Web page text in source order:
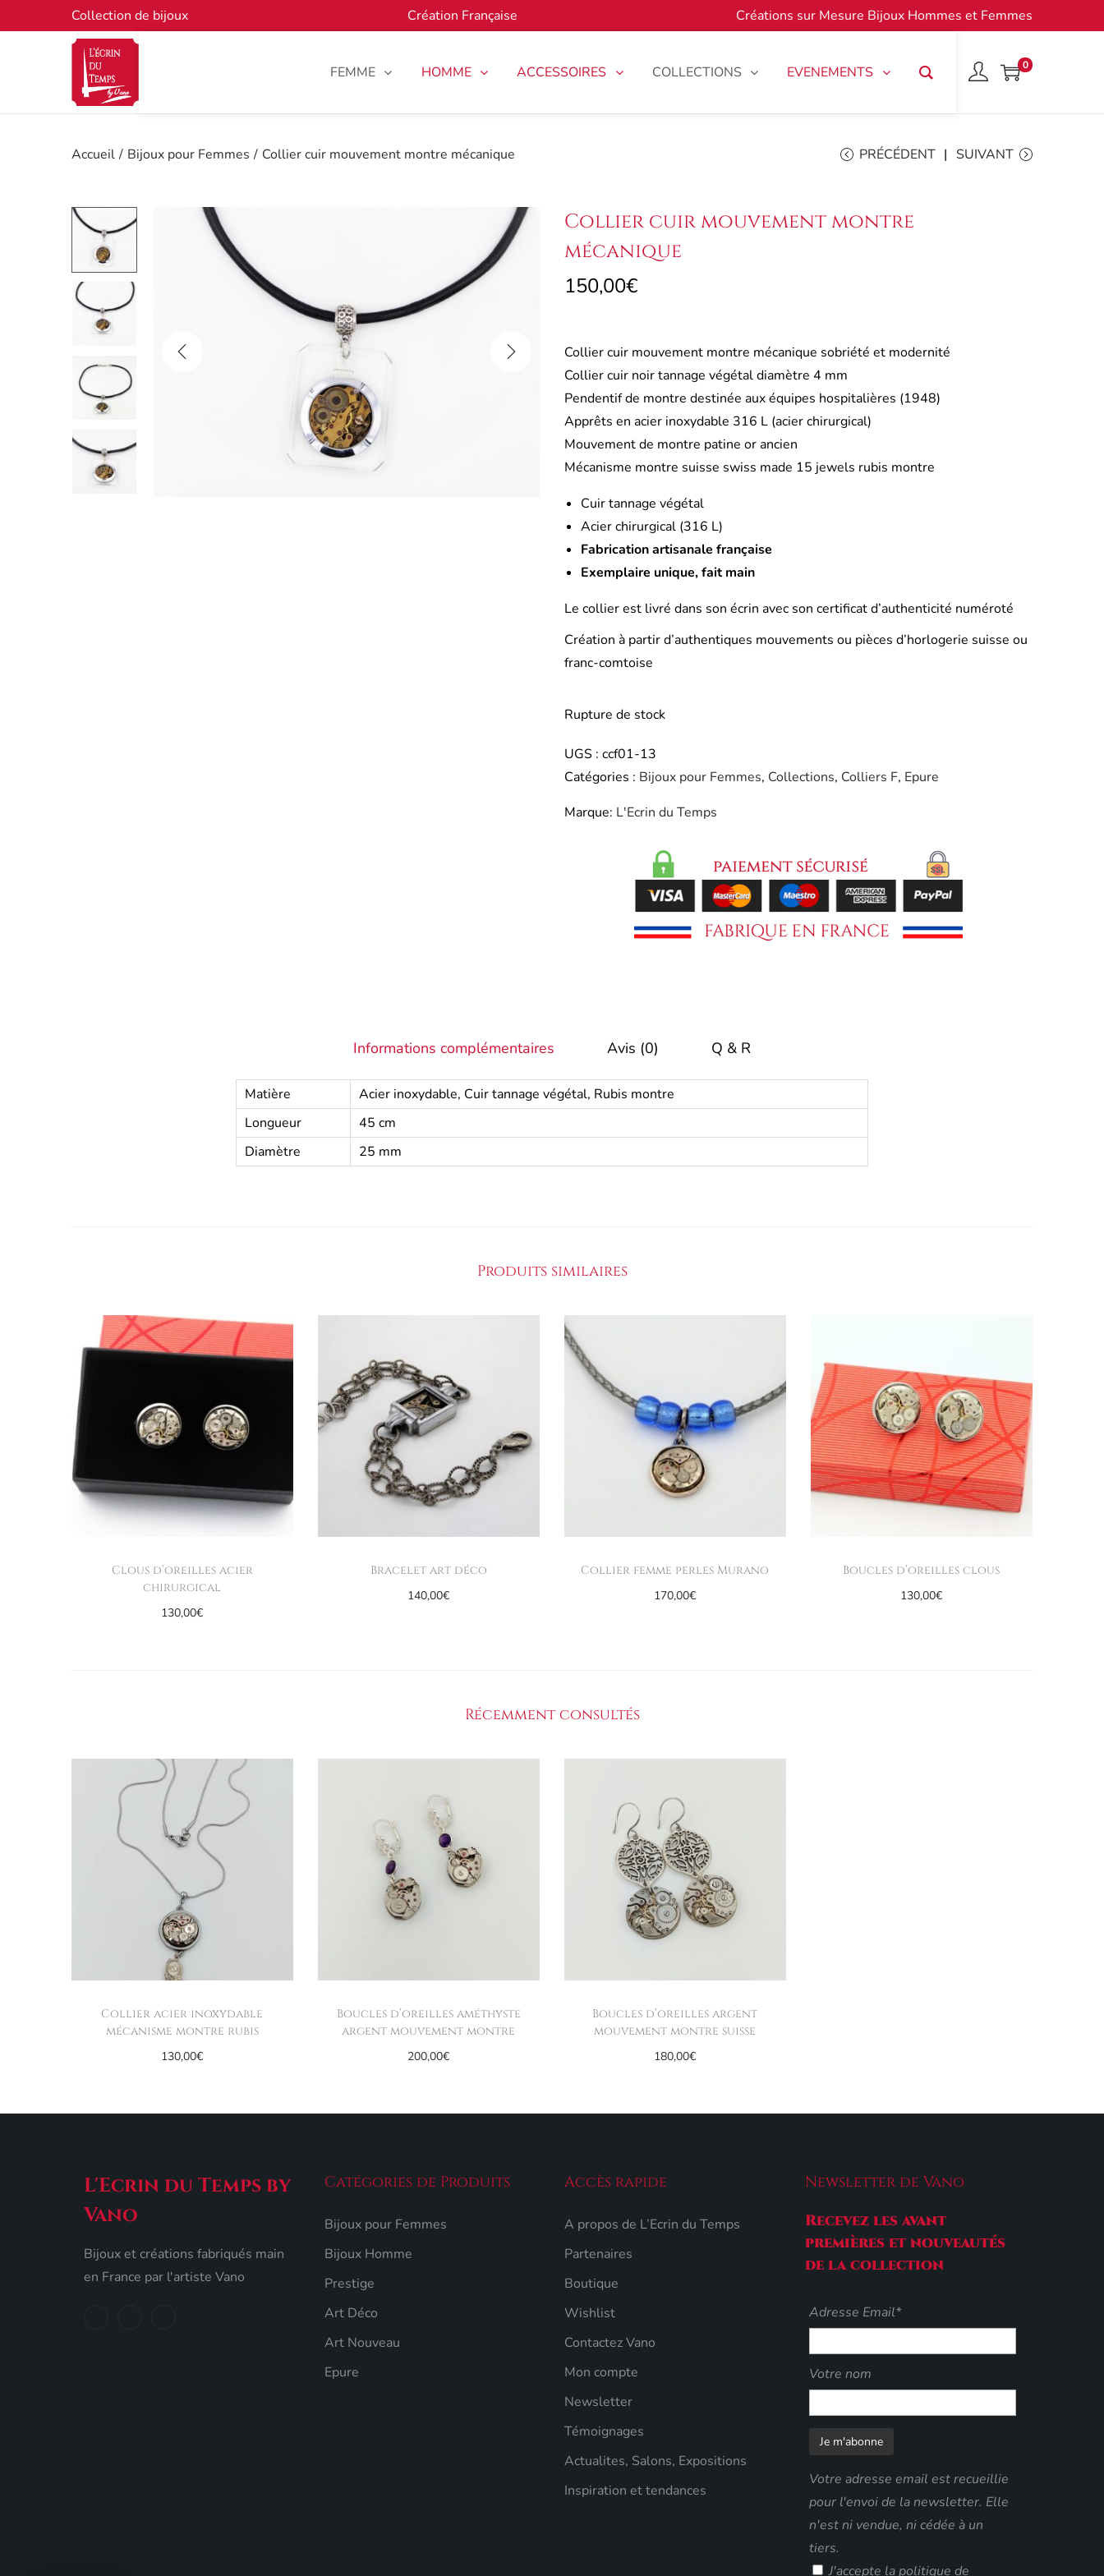
Collection de bijoux Création Française Créations sur Mesure Bijoux Hommes et Femmes
FEMME HOMME ACCESSOIRES COLLECTIONS EVENEMENTS 0
Accueil / Bijoux pour Femmes / Collier cuir mouvement montre mécanique PRÉCÉDENT SUIVANT
Collier cuir mouvement montre
mécanique
150,00€
Collier cuir mouvement montre mécanique sobriété et modernité
Collier cuir noir tannage végétal diamètre 4 mm
Pendentif de montre destinée aux équipes hospitalières (1948)
Apprêts en acier inoxydable 316 L (acier chirurgical)
Mouvement de montre patine or ancien
Mécanisme montre suisse swiss made 15 jewels rubis montre
Cuir tannage végétal
Acier chirurgical (316 L)
Fabrication artisanale française
Exemplaire unique, fait main
Le collier est livré dans son écrin avec son certificat d’authenticité numéroté
Création à partir d’authentiques mouvements ou pièces d’horlogerie suisse ou
franc-comtoise
Rupture de stock
UGS : ccf01-13
Catégories : Bijoux pour Femmes, Collections, Colliers F, Epure
Marque: L'Ecrin du Temps
Informations complémentaires Avis (0) Q & R
Matière
Acier inoxydable, Cuir tannage végétal, Rubis montre
Longueur
45 cm
Diamètre
25 mm
Produits similaires
Clous d’oreilles acier
chirurgical
130,00€
Bracelet art déco
140,00€
Collier femme perles Murano
170,00€
Boucles d’oreilles clous
130,00€
Récemment consultés
Collier acier inoxydable
mécanisme montre rubis
130,00€
Boucles d’oreilles améthyste
argent mouvement montre
200,00€
Boucles d’oreilles argent
mouvement montre suisse
180,00€
L'Ecrin du Temps by
Vano
Bijoux et créations fabriqués main
en France par l'artiste Vano
Catégories de Produits
Bijoux pour Femmes
Bijoux Homme
Prestige
Art Déco
Art Nouveau
Epure
Accès rapide
A propos de L’Ecrin du Temps
Partenaires
Boutique
Wishlist
Contactez Vano
Mon compte
Newsletter
Témoignages
Actualites, Salons, Expositions
Inspiration et tendances
Newsletter de Vano
Recevez les avant
premières et nouveautés
de la collection
Adresse Email*
Votre nom
Votre adresse email est recueillie
pour l'envoi de la newsletter. Elle
n'est ni vendue, ni cédée à un
tiers.
J'accepte la politique de